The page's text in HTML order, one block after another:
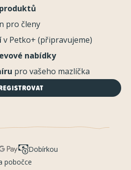
pro členy
v Petko+ (připravujeme)
nabídky
pro vašeho mazlíčka
Dobírkou
pobočce